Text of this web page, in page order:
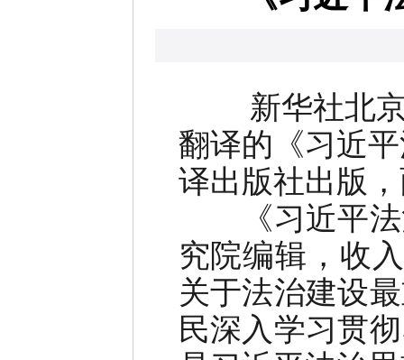
新华社北
翻译的《习近
译出版社出版
《习近平法
究院编辑，收
关于法治建设
民深入学习贯